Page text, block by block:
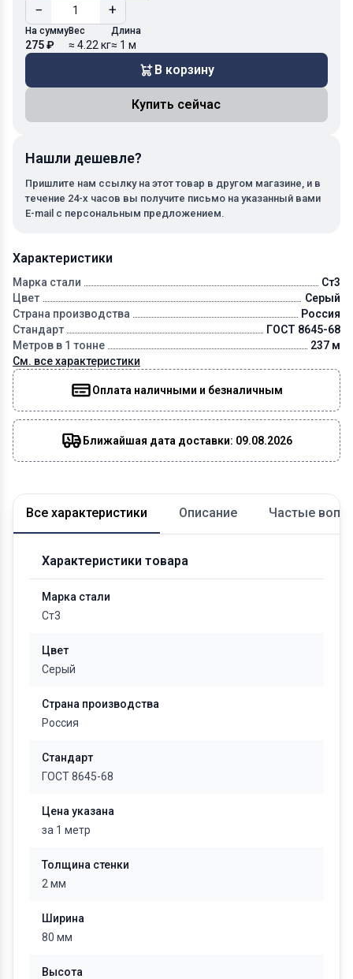
Характеристики
Марка стали
Ст3
Цвет
Серый
Страна производства
Россия
Стандарт
ГОСТ 8645-68
Метров в 1 тонне
237 м
См. все характеристики
Оплата наличными и безналичным
Ближайшая дата доставки: 09.08.2026
− +
На сумму
275 ₽
Вес
≈ 4.22 кг
Длина
≈ 1 м
В корзину
Купить сейчас
Нашли дешевле?
Пришлите нам ссылку на этот товар в другом магазине, и в
течение 24-х часов вы получите письмо на указанный вами
E-mail с персональным предложением.
Все характеристики Описание Частые
Характеристики товара
Марка стали
Ст3
Цвет
Серый
Страна производства
Россия
Стандарт
ГОСТ 8645-68
Цена указана
за 1 метр
Толщина стенки
2 мм
Ширина
80 мм
Высота